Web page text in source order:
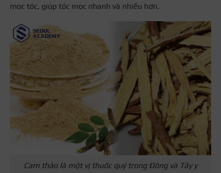
mọc tóc, giúp tóc mọc nhanh và nhiều hơn.
Cam thảo là một vị thuốc quý trong Đông và Tây y